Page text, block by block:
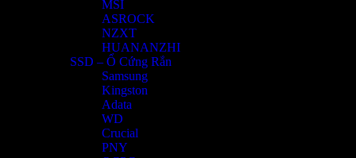
MSI
ASROCK
NZXT
HUANANZHI
SSD – Ổ Cứng Rắn
Samsung
Kingston
Adata
WD
Crucial
PNY